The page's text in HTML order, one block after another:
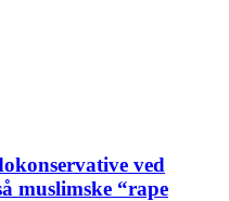
ved
muslimske “rape